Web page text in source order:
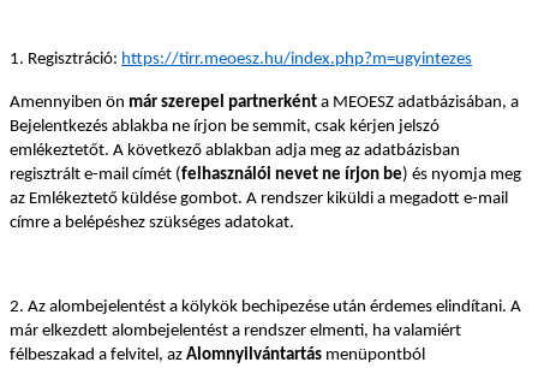
1. Regisztráció: https://tirr.meoesz.hu/index.php?m=ugyintezes
Amennyiben ön már szerepel partnerként a MEOESZ adatbázisában, a
Bejelentkezés ablakba ne írjon be semmit, csak kérjen jelszó
emlékeztetőt. A következő ablakban adja meg az adatbázisban
regisztrált e-mail címét (felhasználói nevet ne írjon be) és nyomja meg
az Emlékeztető küldése gombot. A rendszer kiküldi a megadott e-mail
címre a belépéshez szükséges adatokat.
2. Az alombejelentést a kölykök bechipezése után érdemes elindítani. A
már elkezdett alombejelentést a rendszer elmenti, ha valamiért
félbeszakad a felvitel, az Alomnyilvántartás menüpontból